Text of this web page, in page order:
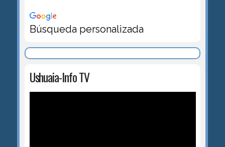
Búsqueda personalizada
Ushuaia-Info TV